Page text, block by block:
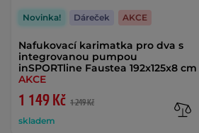
Nafukovací karimatka pro dva s
integrovanou pumpou
inSPORTline Faustea 192x125x8 cm
AKCE
1 149 Kč 1 249 Kč
skladem
Novinka! Dáreček AKCE